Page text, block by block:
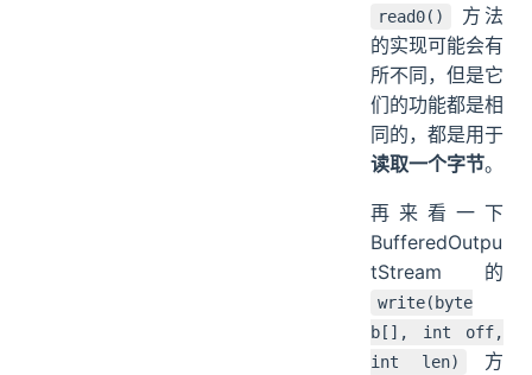
read0()
方法
的实现可能会有
所不同，但是它
们的功能都是相
同的，都是用于
读取一个字节。
再来看一下
BufferedOutpu
tStream 的
write(byte
b[], int off,
int len)
方